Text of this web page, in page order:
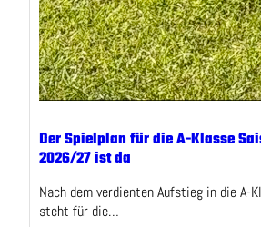
Der Spielplan für die A-Klasse
2026/27 ist da
Nach dem verdienten Aufstieg in die A-
steht für die…